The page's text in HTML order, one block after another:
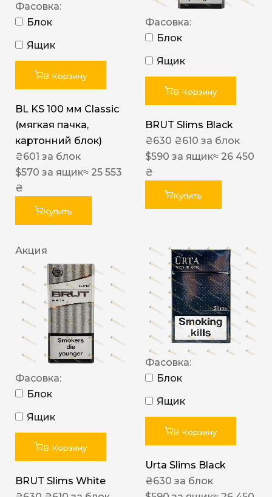
Фасовка:
Блок
Ящик
В Корзину
BL KS 100 мм Classic
(мягкая пачка,
картонний блок)
₴601 за блок
$570 за ящик≈ 25 553
₴
Купить
Фасовка:
Блок
Ящик
В Корзину
BRUT Slims Black
₴630 ₴610 за блок
$590 за ящик≈ 26 450
₴
Купить
Акция
Фасовка:
Блок
Ящик
В Корзину
BRUT Slims White
Фасовка:
Блок
Ящик
В Корзину
Urta Slims Black
₴630 за блок